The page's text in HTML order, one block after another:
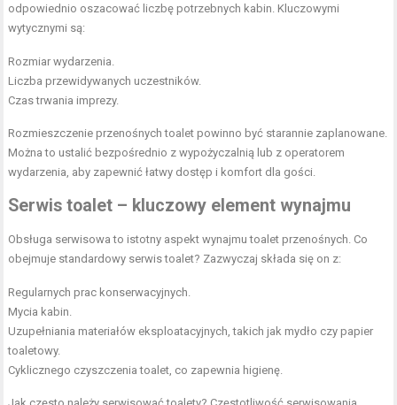
odpowiednio oszacować liczbę potrzebnych kabin. Kluczowymi
wytycznymi są:
Rozmiar wydarzenia.
Liczba przewidywanych uczestników.
Czas trwania imprezy.
Rozmieszczenie przenośnych toalet powinno być starannie zaplanowane.
Można to ustalić bezpośrednio z wypożyczalnią lub z operatorem
wydarzenia, aby zapewnić łatwy dostęp i komfort dla gości.
Serwis toalet – kluczowy element wynajmu
Obsługa serwisowa to istotny aspekt wynajmu toalet przenośnych. Co
obejmuje standardowy serwis toalet? Zazwyczaj składa się on z:
Regularnych prac konserwacyjnych.
Mycia kabin.
Uzupełniania materiałów eksploatacyjnych, takich jak mydło czy papier
toaletowy.
Cyklicznego czyszczenia toalet, co zapewnia higienę.